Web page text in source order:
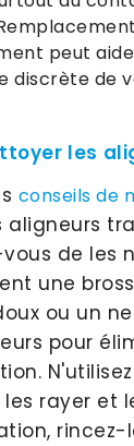
peut
discrète de
les
conseils de
aligneurs
de les
une
ou un
pour
rayer et
rincez-